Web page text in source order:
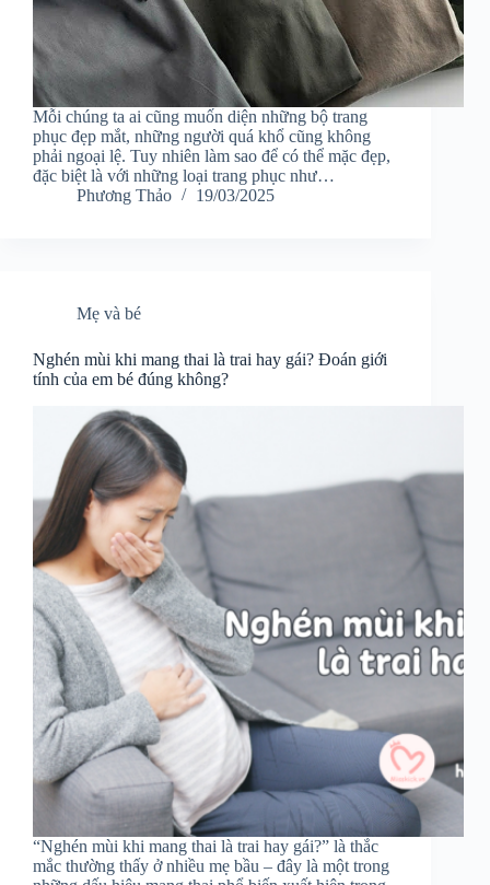
Mỗi chúng ta ai cũng muốn diện những bộ trang
phục đẹp mắt, những người quá khổ cũng không
phải ngoại lệ. Tuy nhiên làm sao để có thể mặc đẹp,
đặc biệt là với những loại trang phục như…
Phương Thảo
19/03/2025
Mẹ và bé
Nghén mùi khi mang thai là trai hay gái? Đoán giới
tính của em bé đúng không?
“Nghén mùi khi mang thai là trai hay gái?” là thắc
mắc thường thấy ở nhiều mẹ bầu – đây là một trong